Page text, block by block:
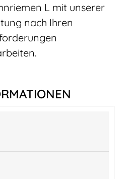
L mit unserer
nach Ihren